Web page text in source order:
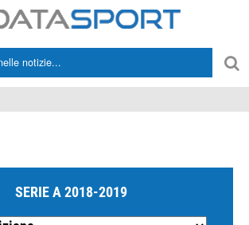
SERIE A 2018-2019